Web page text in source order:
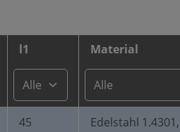
l1 Material
45 Edelstahl